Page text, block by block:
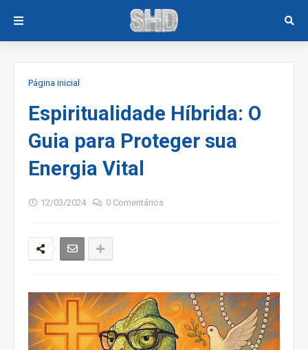
Página inicial
Espiritualidade Híbrida: O
Guia para Proteger sua
Energia Vital
12/03/2024 0 Comentários